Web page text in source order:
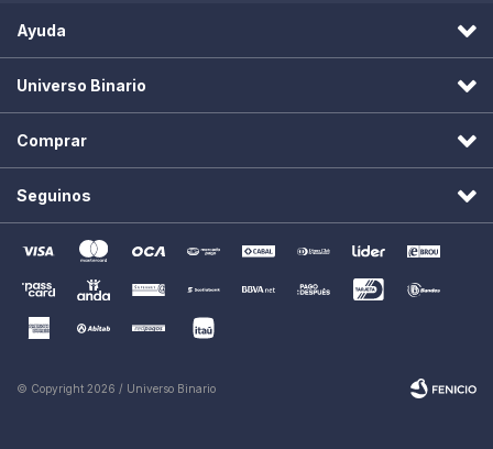
Ayuda
Universo Binario
Comprar
Seguinos
© Copyright 2026 / Universo Binario